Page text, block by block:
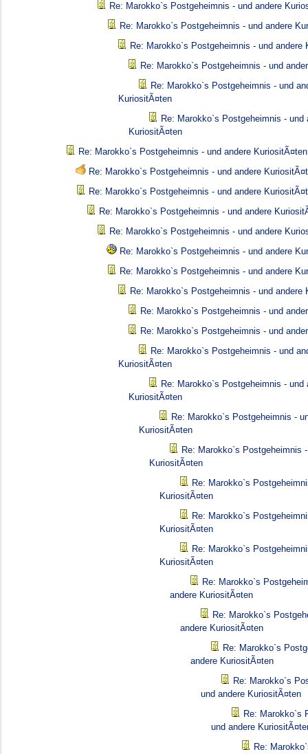
Re: Marokko`s Postgeheimnis - und andere
Re: Marokko`s Postgeheimnis - und andere
Re: Marokko`s Postgeheimnis - und andere
Re: Marokko`s Postgeheimnis - und
Re: Marokko`s Postgeheimnis - und
KuriositÃ¤ten
Re: Marokko`s Postgeheimnis - und
KuriositÃ¤ten
Re: Marokko`s Postgeheimnis - und andere KuriositÃ¤ten
Re: Marokko`s Postgeheimnis - und andere
Re: Marokko`s Postgeheimnis - und andere
Re: Marokko`s Postgeheimnis - und andere
Re: Marokko`s Postgeheimnis - und andere
Re: Marokko`s Postgeheimnis - und andere
Re: Marokko`s Postgeheimnis - und andere
Re: Marokko`s Postgeheimnis - und andere
Re: Marokko`s Postgeheimnis - und
Re: Marokko`s Postgeheimnis - und
Re: Marokko`s Postgeheimnis - und
KuriositÃ¤ten
Re: Marokko`s Postgeheimnis - und
KuriositÃ¤ten
Re: Marokko`s Postgeheimnis -
KuriositÃ¤ten
Re: Marokko`s Postgeheimnis
KuriositÃ¤ten
Re: Marokko`s
KuriositÃ¤ten
Re: Marokko`s
KuriositÃ¤ten
Re: Marokko`s
KuriositÃ¤ten
Re: Marokko`s
andere KuriositÃ¤ten
Re: Marokko`s
andere KuriositÃ¤ten
Re: Marokko`s
andere KuriositÃ¤ten
Re: Marokko`s
und andere KuriositÃ¤ten
Re: Marokko`s
und andere
Re: